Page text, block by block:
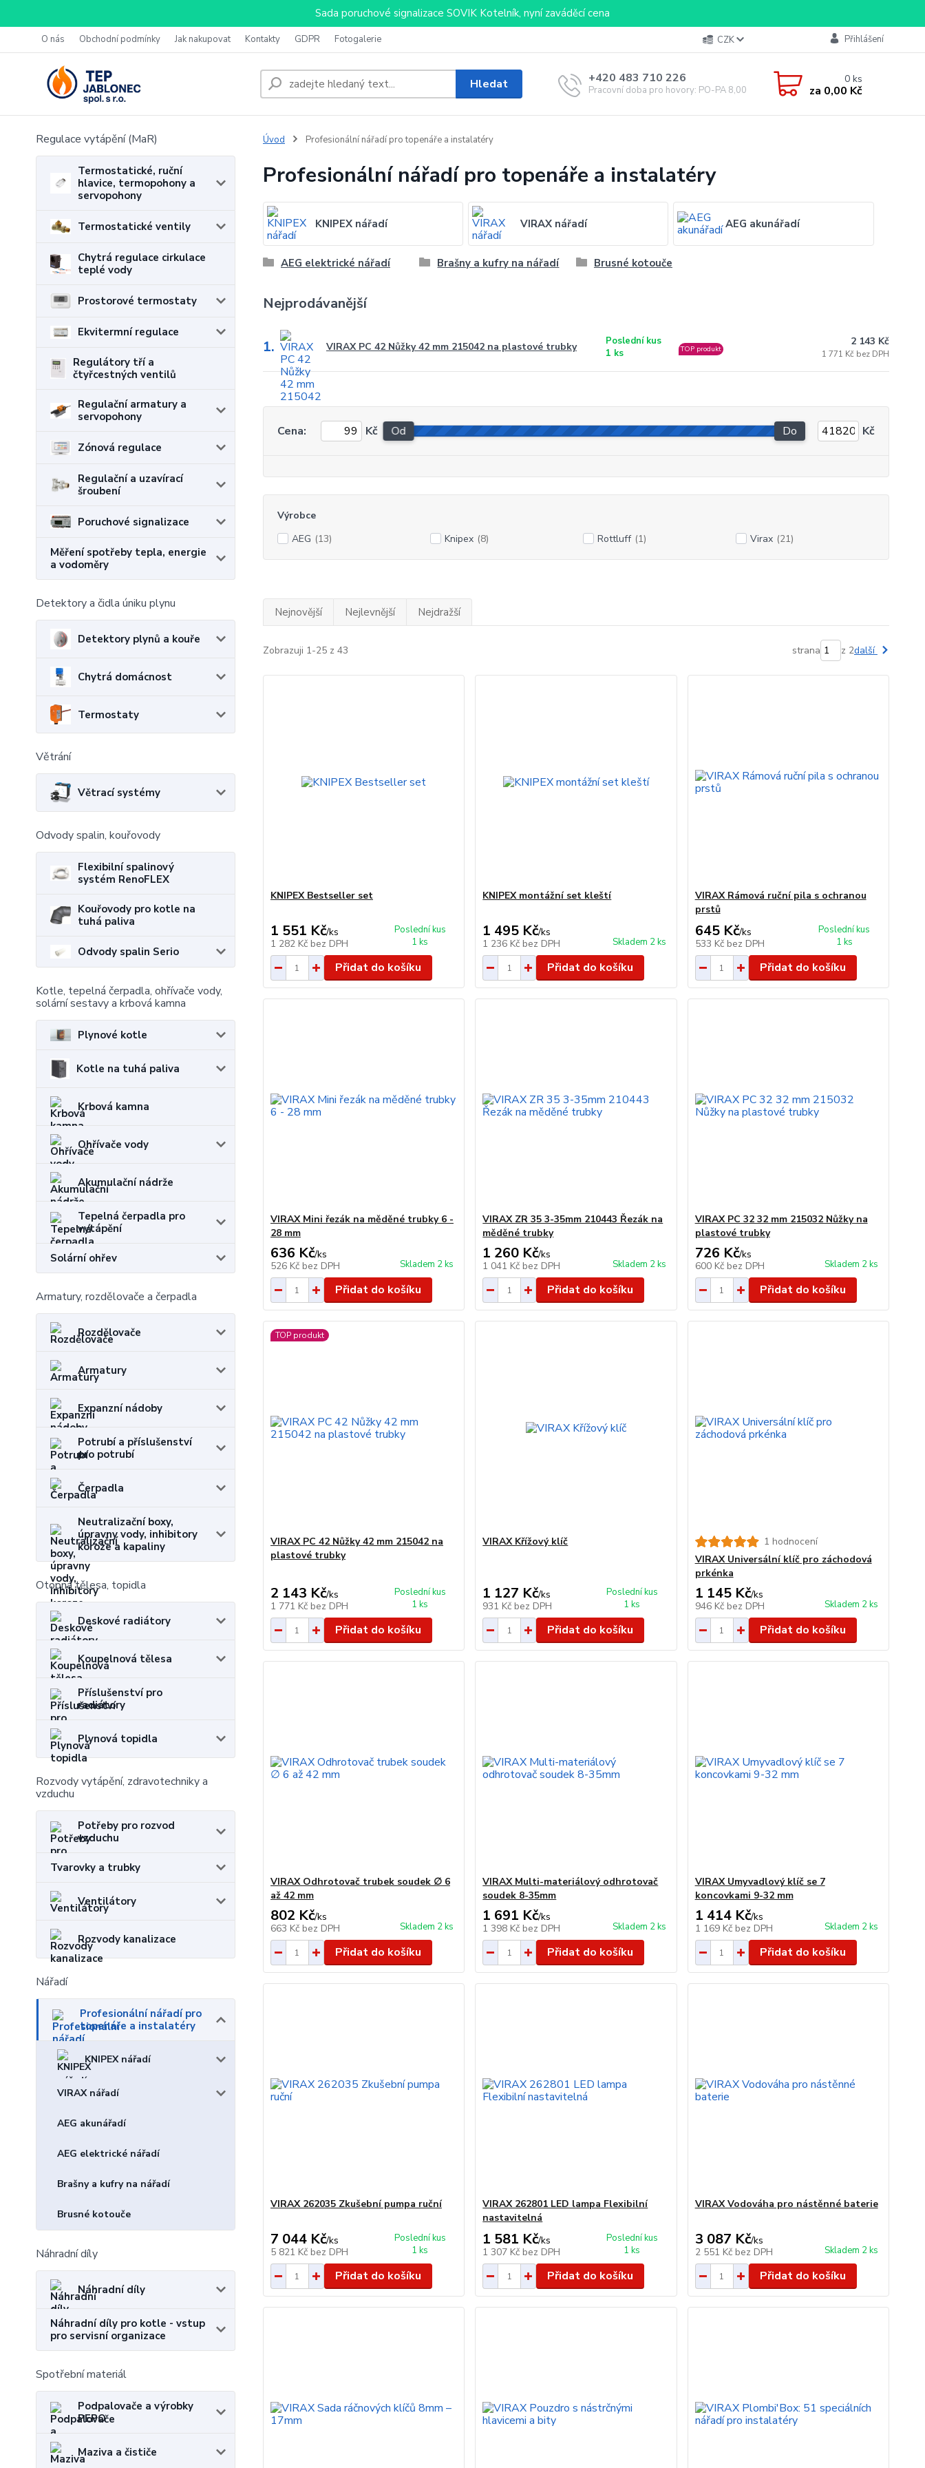
Sada poruchové signalizace SOVIK Kotelník, nyní zaváděcí cena
O nás Obchodní podmínky Jak nakupovat Kontakty GDPR Fotogalerie CZK Přihlášení
Hledat +420 483 710 226
Pracovní doba pro hovory: PO-PA 8,00-16,00
0ks
za 0,00 Kč
Regulace vytápění (MaR)
Termostatické, ruční
hlavice, termopohony a
servopohony
Termostatické ventily
Chytrá regulace cirkulace
teplé vody
Prostorové termostaty
Ekvitermní regulace
Regulátory tří a
čtyřcestných ventilů
Regulační armatury a
servopohony
Zónová regulace
Regulační a uzavírací
šroubení
Poruchové signalizace
Měření spotřeby tepla, energie
a vodoměry
Detektory a čidla úniku plynu
Detektory plynů a kouře
Chytrá domácnost
Termostaty
Větrání
Větrací systémy
Odvody spalin, kouřovody
Flexibilní spalinový
systém RenoFLEX
Kouřovody pro kotle na
tuhá paliva
Odvody spalin Serio
Kotle, tepelná čerpadla, ohřívače vody,
solární sestavy a krbová kamna
Plynové kotle
Kotle na tuhá paliva
Krbová kamna
Ohřívače vody
Akumulační nádrže
Tepelná čerpadla pro
vytápění
Solární ohřev
Armatury, rozdělovače a čerpadla
Rozdělovače
Armatury
Expanzní nádoby
Potrubí a příslušenství
pro potrubí
Čerpadla
Neutralizační boxy,
úpravny vody, inhibitory
koroze a kapaliny
Otopná tělesa, topidla
Deskové radiátory
Koupelnová tělesa
Příslušenství pro
radiátory
Plynová topidla
Rozvody vytápění, zdravotechniky a
vzduchu
Potřeby pro rozvod
vzduchu
Tvarovky a trubky
Ventilátory
Rozvody kanalizace
Nářadí
Profesionální nářadí pro
topenáře a instalatéry
KNIPEX nářadí
VIRAX nářadí
AEG akunářadí
AEG elektrické nářadí
Brašny a kufry na nářadí
Brusné kotouče
Náhradní díly
Náhradní díly
Náhradní díly pro kotle - vstup
pro servisní organizace
Spotřební materiál
Podpalovače a výrobky
PEPO
Maziva a čističe
Úvod Profesionální nářadí pro topenáře a instalatéry
Profesionální nářadí pro topenáře a instalatéry
KNIPEX nářadí VIRAX nářadí AEG akunářadí
AEG elektrické nářadí Brašny a kufry na nářadí Brusné kotouče
Nejprodávanější
1. VIRAX PC 42 Nůžky 42 mm 215042 na plastové trubky
Poslední kus
1 ks
TOP produkt
2 143 Kč
1 771 Kč bez DPH
Cena: Kč Od Do Kč
Výrobce
AEG (13) Knipex (8) Rottluff (1) Virax (21)
Nejnovější Nejlevnější Nejdražší
Zobrazuji 1-25 z 43 strana z 2další
KNIPEX Bestseller set
1 551 Kč/ks
1 282 Kč bez DPH
Poslední kus
1 ks
Přidat do košíku
KNIPEX montážní set kleští
1 495 Kč/ks
1 236 Kč bez DPH Skladem 2 ks
Přidat do košíku
VIRAX Rámová ruční pila s ochranou
prstů
645 Kč/ks
533 Kč bez DPH
Poslední kus
1 ks
Přidat do košíku
VIRAX Mini řezák na měděné trubky 6 -
28 mm
636 Kč/ks
526 Kč bez DPH Skladem 2 ks
Přidat do košíku
VIRAX ZR 35 3-35mm 210443 Řezák na
měděné trubky
1 260 Kč/ks
1 041 Kč bez DPH Skladem 2 ks
Přidat do košíku
VIRAX PC 32 32 mm 215032 Nůžky na
plastové trubky
726 Kč/ks
600 Kč bez DPH Skladem 2 ks
Přidat do košíku
TOP produkt
VIRAX PC 42 Nůžky 42 mm 215042 na
plastové trubky
2 143 Kč/ks
1 771 Kč bez DPH
Poslední kus
1 ks
Přidat do košíku
VIRAX Křížový klíč
1 127 Kč/ks
931 Kč bez DPH
Poslední kus
1 ks
Přidat do košíku
1 hodnocení
VIRAX Universální klíč pro záchodová
prkénka
1 145 Kč/ks
946 Kč bez DPH Skladem 2 ks
Přidat do košíku
VIRAX Odhrotovač trubek soudek ∅ 6
až 42 mm
802 Kč/ks
663 Kč bez DPH Skladem 2 ks
Přidat do košíku
VIRAX Multi-materiálový odhrotovač
soudek 8-35mm
1 691 Kč/ks
1 398 Kč bez DPH Skladem 2 ks
Přidat do košíku
VIRAX Umyvadlový klíč se 7
koncovkami 9-32 mm
1 414 Kč/ks
1 169 Kč bez DPH Skladem 2 ks
Přidat do košíku
VIRAX 262035 Zkušební pumpa ruční
7 044 Kč/ks
5 821 Kč bez DPH
Poslední kus
1 ks
Přidat do košíku
VIRAX 262801 LED lampa Flexibilní
nastavitelná
1 581 Kč/ks
1 307 Kč bez DPH
Poslední kus
1 ks
Přidat do košíku
VIRAX Vodováha pro nástěnné baterie
3 087 Kč/ks
2 551 Kč bez DPH Skladem 2 ks
Přidat do košíku